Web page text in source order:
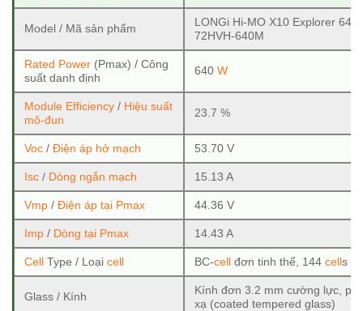
Model / Mã sản phẩm
LONGi Hi-MO X10 Explorer 640
72HVH-640M
Rated Power (Pmax) / Công
suất danh định
640 W
Module Efficiency / Hiệu suất
mô-đun
23.7 %
Voc / Điện áp hở mạch 53.70 V
Isc / Dòng ngắn mạch 15.13 A
Vmp / Điện áp tại Pmax 44.36 V
Imp / Dòng tại Pmax 14.43 A
Cell Type / Loại cell BC-cell đơn tinh thể, 144 cells
Glass / Kính
Kính đơn 3.2 mm cường lực,
xạ (coated tempered glass)